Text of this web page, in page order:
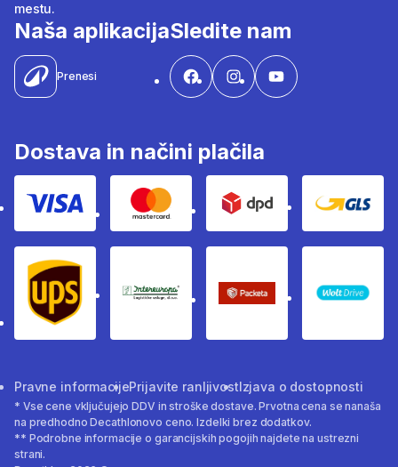
mestu.
Naša aplikacija
Prenesi
Sledite nam
Dostava in načini plačila
Visa Mastercard Dpd Gls
Ups Intereuropa Packeta Sledenje
WOLT
Pravne informacijePrijavite ranljivostIzjava o dostopnosti
* Vse cene vključujejo DDV in stroške dostave. Prvotna cena se nanaša
na predhodno Decathlonovo ceno. Izdelki brez dodatkov.
** Podrobne informacije o garancijskih pogojih najdete na ustrezni
strani.